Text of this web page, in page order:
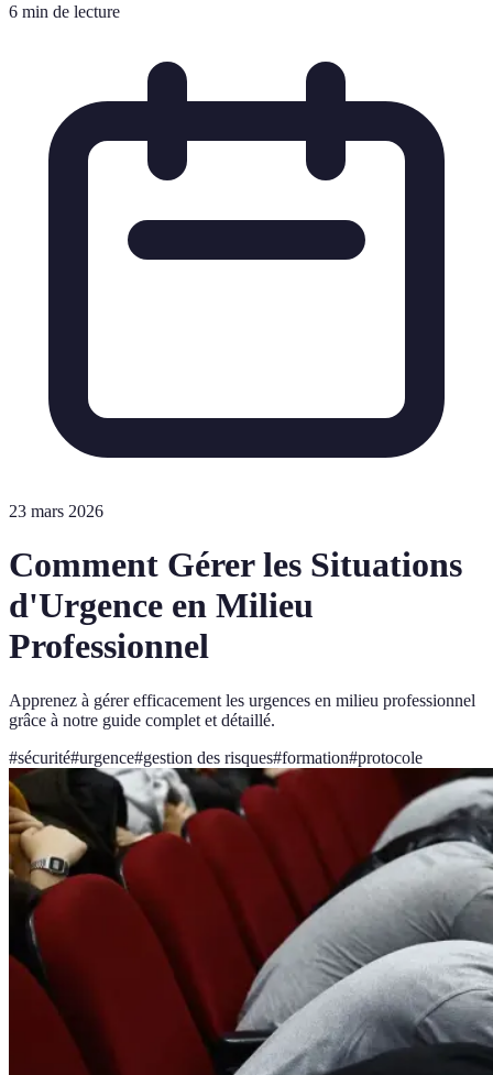
6 min de lecture
23 mars 2026
Comment Gérer les Situations
d'Urgence en Milieu
Professionnel
Apprenez à gérer efficacement les urgences en milieu professionnel
grâce à notre guide complet et détaillé.
#sécurité#urgence#gestion des risques#formation#protocole